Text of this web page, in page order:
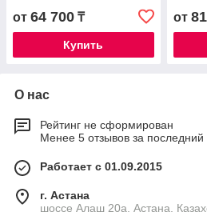
от 64 700 ₸
Купить
от
О нас
Рейтинг не сформирован
Менее 5 отзывов за последний
Работает с 01.09.2015
г. Астана
шоссе Алаш 20а, Астана,